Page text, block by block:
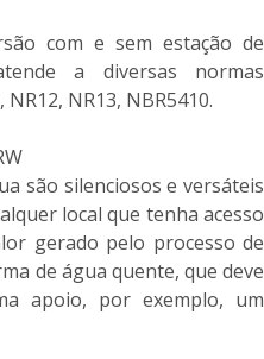
com e sem estação de
a diversas normas
NR13, NBR5410.
são silenciosos e versáteis
local que tenha acesso
gerado pelo processo de
de água quente, que deve
apoio, por exemplo, um